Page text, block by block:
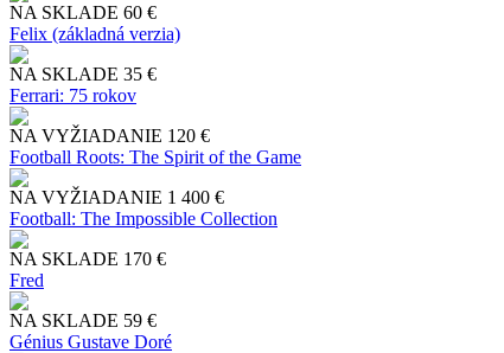
NA SKLADE 60 €
Felix (základná verzia)
NA SKLADE 35 €
Ferrari: 75 rokov
NA VYŽIADANIE 120 €
Football Roots: The Spirit of the Game
NA VYŽIADANIE 1 400 €
Football: The Impossible Collection
NA SKLADE 170 €
Fred
NA SKLADE 59 €
Génius Gustave Doré